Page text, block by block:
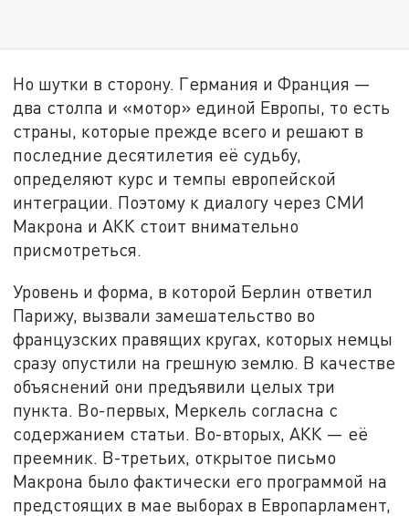
Но шутки в сторону. Германия и Франция —
два столпа и «мотор» единой Европы, то есть
страны, которые прежде всего и решают в
последние десятилетия её судьбу,
определяют курс и темпы европейской
интеграции. Поэтому к диалогу через СМИ
Макрона и АКК стоит внимательно
присмотреться.
Уровень и форма, в которой Берлин ответил
Парижу, вызвали замешательство во
французских правящих кругах, которых немцы
сразу опустили на грешную землю. В качестве
объяснений они предъявили целых три
пункта. Во-первых, Меркель согласна с
содержанием статьи. Во-вторых, АКК — её
преемник. В-третьих, открытое письмо
Макрона было фактически его программой на
предстоящих в мае выборах в Европарламент,